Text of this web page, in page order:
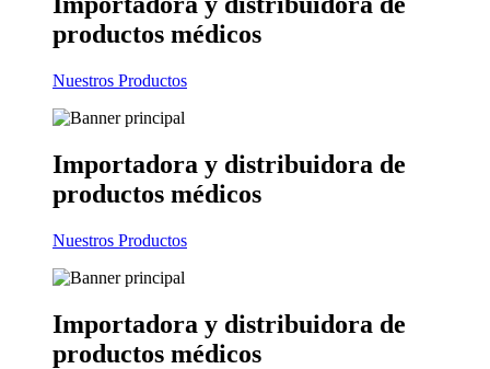
productos médicos
Nuestros Productos
Importadora y distribuidora de
productos médicos
Nuestros Productos
Importadora y distribuidora de
productos médicos